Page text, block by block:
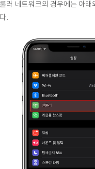
러 네트워크의 경우에는 아래
.